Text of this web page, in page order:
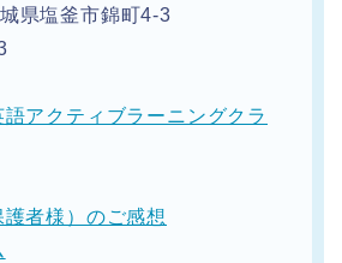
県塩釜市錦町4-3
アクティブラーニングクラ
者様）のご感想